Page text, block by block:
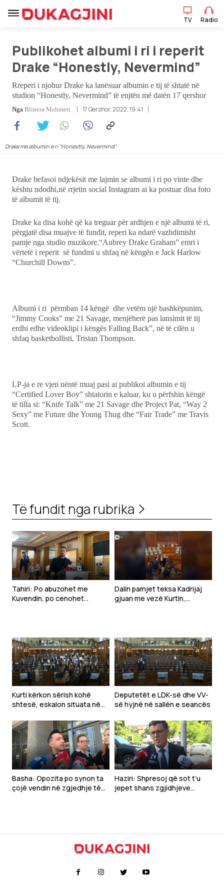
Lajme
Sport
Pikëpamje
Kulturë
Ekonomi
Teknologji
DuVideo
TV Radio
Publikohet albumi i ri i reperit
Drake “Honestly, Nevermind”
Rreperi i njohur Drake ka lanësuar albumin e tij të shtatë në
studion “Honestly, Nevermind” të enjtën më datën 17 qershor
Nga Blinera Mehmeti 17 Qershor, 2022, 19:41
Drake me albumin e ri “Honestly, Nevermind"
Drake befasoi ndjekësit me lajmin se albumi i ri po vinte dhe
kështu ndodhi,në rrjetin social Instagram ai ka postuar disa foto
të albumit të tij.
Drake ka disa kohë që ka treguar për ardhjen e një albumi të ri,
përgjatë disa muajve të fundit, reperi ka ndarë vazhdimisht
pamje nga studio muzikore.“Aubrey Drake Graham” emri i
vërtetë i reperit së fundmi u shfaq në këngën e Jack Harlow
“Churchill Downs”.
Albumi i ri përmban 14 këngë dhe vetëm një bashkëpunim,
“Jimmy Cooks” me 21 Savage, menjëherë pas lansimit të tij
erdhi edhe videoklipi i këngës Falling Back”, në të cilën u
shfaq basketbollisti, Tristan Thompson.
LP-ja e re vjen nëntë muaj pasi ai publikoi albumin e tij
“Certified Lover Boy” shtatorin e kaluar, ku u përfshin këngë
të tilla si: “Knife Talk” me 21 Savage dhe Project Pat, “Way 2
Sexy” me Future dhe Young Thug dhe “Fair Trade” me Travis
Scott.
Të fundit nga rubrika
Tahiri: Po abuzohet me
Kuvendin, po cenohet
Dalin pamjet teksa Kadrijaj
gjuan me vezë Kurtin,
Kurti kërkon sërish kohë
shtesë, eskalon situata në
Deputetët e LDK-së dhe VV-
së hyjnë në sallën e seancës
Basha: Opozita po synon ta
çojë vendin në zgjedhje të
Haziri: Shpresoj që sot t’u
jepet shans zgjidhjeve